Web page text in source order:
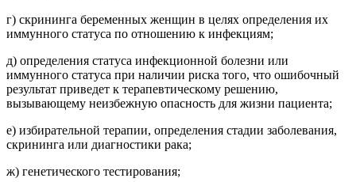
г) скрининга беременных женщин в целях определения их
иммунного статуса по отношению к инфекциям;
д) определения статуса инфекционной болезни или
иммунного статуса при наличии риска того, что ошибочный
результат приведет к терапевтическому решению,
вызывающему неизбежную опасность для жизни пациента;
е) избирательной терапии, определения стадии заболевания,
скрининга или диагностики рака;
ж) генетического тестирования;